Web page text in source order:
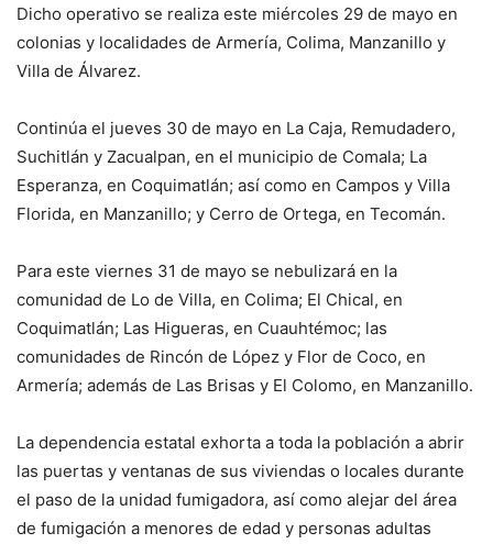
Dicho operativo se realiza este miércoles 29 de mayo en
colonias y localidades de Armería, Colima, Manzanillo y
Villa de Álvarez.
Continúa el jueves 30 de mayo en La Caja, Remudadero,
Suchitlán y Zacualpan, en el municipio de Comala; La
Esperanza, en Coquimatlán; así como en Campos y Villa
Florida, en Manzanillo; y Cerro de Ortega, en Tecomán.
Para este viernes 31 de mayo se nebulizará en la
comunidad de Lo de Villa, en Colima; El Chical, en
Coquimatlán; Las Higueras, en Cuauhtémoc; las
comunidades de Rincón de López y Flor de Coco, en
Armería; además de Las Brisas y El Colomo, en Manzanillo.
La dependencia estatal exhorta a toda la población a abrir
las puertas y ventanas de sus viviendas o locales durante
el paso de la unidad fumigadora, así como alejar del área
de fumigación a menores de edad y personas adultas